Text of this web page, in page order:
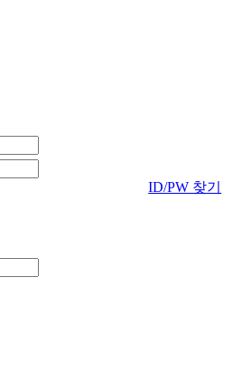
ID/PW 찾기